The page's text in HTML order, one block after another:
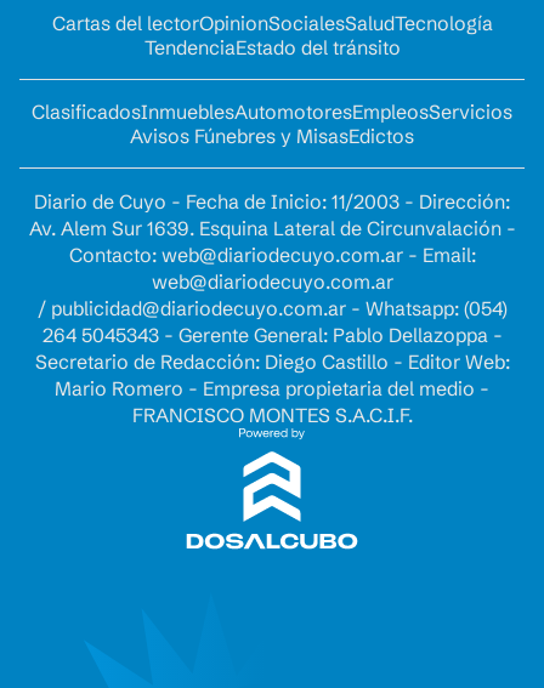
Cartas del lectorOpinionSocialesSaludTecnología
TendenciaEstado del tránsito
ClasificadosInmueblesAutomotoresEmpleosServicios
Avisos Fúnebres y MisasEdictos
Diario de Cuyo - Fecha de Inicio: 11/2003 - Dirección:
Av. Alem Sur 1639. Esquina Lateral de Circunvalación -
Contacto: web@diariodecuyo.com.ar- Email:
web@diariodecuyo.com.ar
/ publicidad@diariodecuyo.com.ar- Whatsapp: (054)
264 5045343 - Gerente General: Pablo Dellazoppa -
Secretario de Redacción: Diego Castillo - Editor Web:
Mario Romero - Empresa propietaria del medio -
FRANCISCO MONTES S.A.C.I.F.